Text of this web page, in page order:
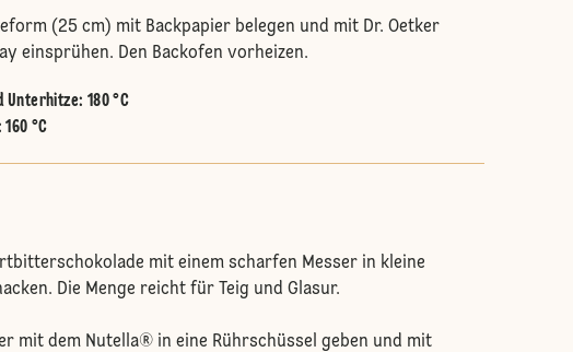
(25 cm) mit Backpapier belegen und mit Dr. Oetker
einsprühen. Den Backofen vorheizen.
Unterhitze: 180 °C
160 °C
mit einem scharfen Messer in kleine
Die Menge reicht für Teig und Glasur.
mit dem Nutella® in eine Rührschüssel geben und mit